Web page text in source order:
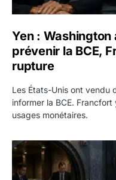
Yen : Washington
prévenir la BCE,
rupture
Les États-Unis ont vendu
informer la BCE.
usages monétaires.
Jane Street négocie